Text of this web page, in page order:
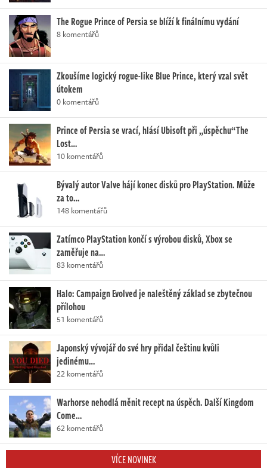
The Rogue Prince of Persia se blíží k finálnímu vydání
8 komentářů
Zkoušíme logický rogue-like Blue Prince, který vzal svět
útokem
0 komentářů
Prince of Persia se vrací, hlásí Ubisoft při „úspěchu“ The
Lost…
10 komentářů
Bývalý autor Valve hájí konec disků pro PlayStation. Může
za to…
148 komentářů
Zatímco PlayStation končí s výrobou disků, Xbox se
zaměřuje na…
83 komentářů
Halo: Campaign Evolved je naleštěný základ se zbytečnou
přílohou
51 komentářů
Japonský vývojář do své hry přidal češtinu kvůli
jedinému…
22 komentářů
Warhorse nehodlá měnit recept na úspěch. Další Kingdom
Come…
62 komentářů
VÍCE NOVINEK